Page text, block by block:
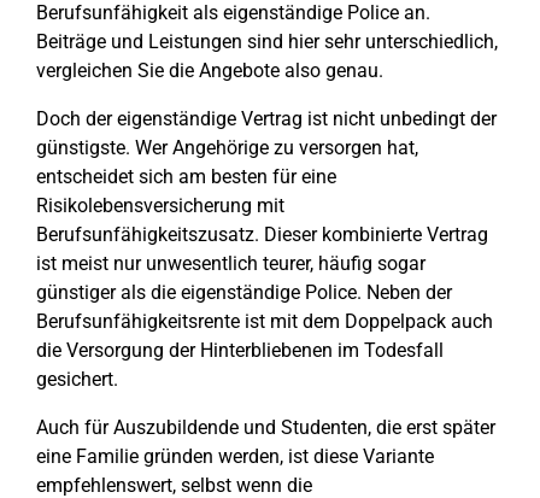
Berufsunfähigkeit als eigenständige Police an.
Beiträge und Leistungen sind hier sehr unterschiedlich,
vergleichen Sie die Angebote also genau.
Doch der eigenständige Vertrag ist nicht unbedingt der
günstigste. Wer Angehörige zu versorgen hat,
entscheidet sich am besten für eine
Risikolebensversicherung mit
Berufsunfähigkeitszusatz. Dieser kombinierte Vertrag
ist meist nur unwesentlich teurer, häufig sogar
günstiger als die eigenständige Police. Neben der
Berufsunfähigkeitsrente ist mit dem Doppelpack auch
die Versorgung der Hinterbliebenen im Todesfall
gesichert.
Auch für Auszubildende und Studenten, die erst später
eine Familie gründen werden, ist diese Variante
empfehlenswert, selbst wenn die